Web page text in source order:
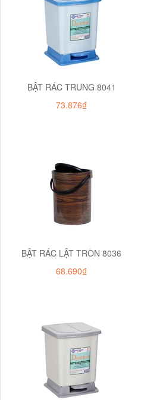
BẬT RÁC TRUNG 8041
73.876₫
BẬT RÁC LẬT TRÒN 8036
68.690₫